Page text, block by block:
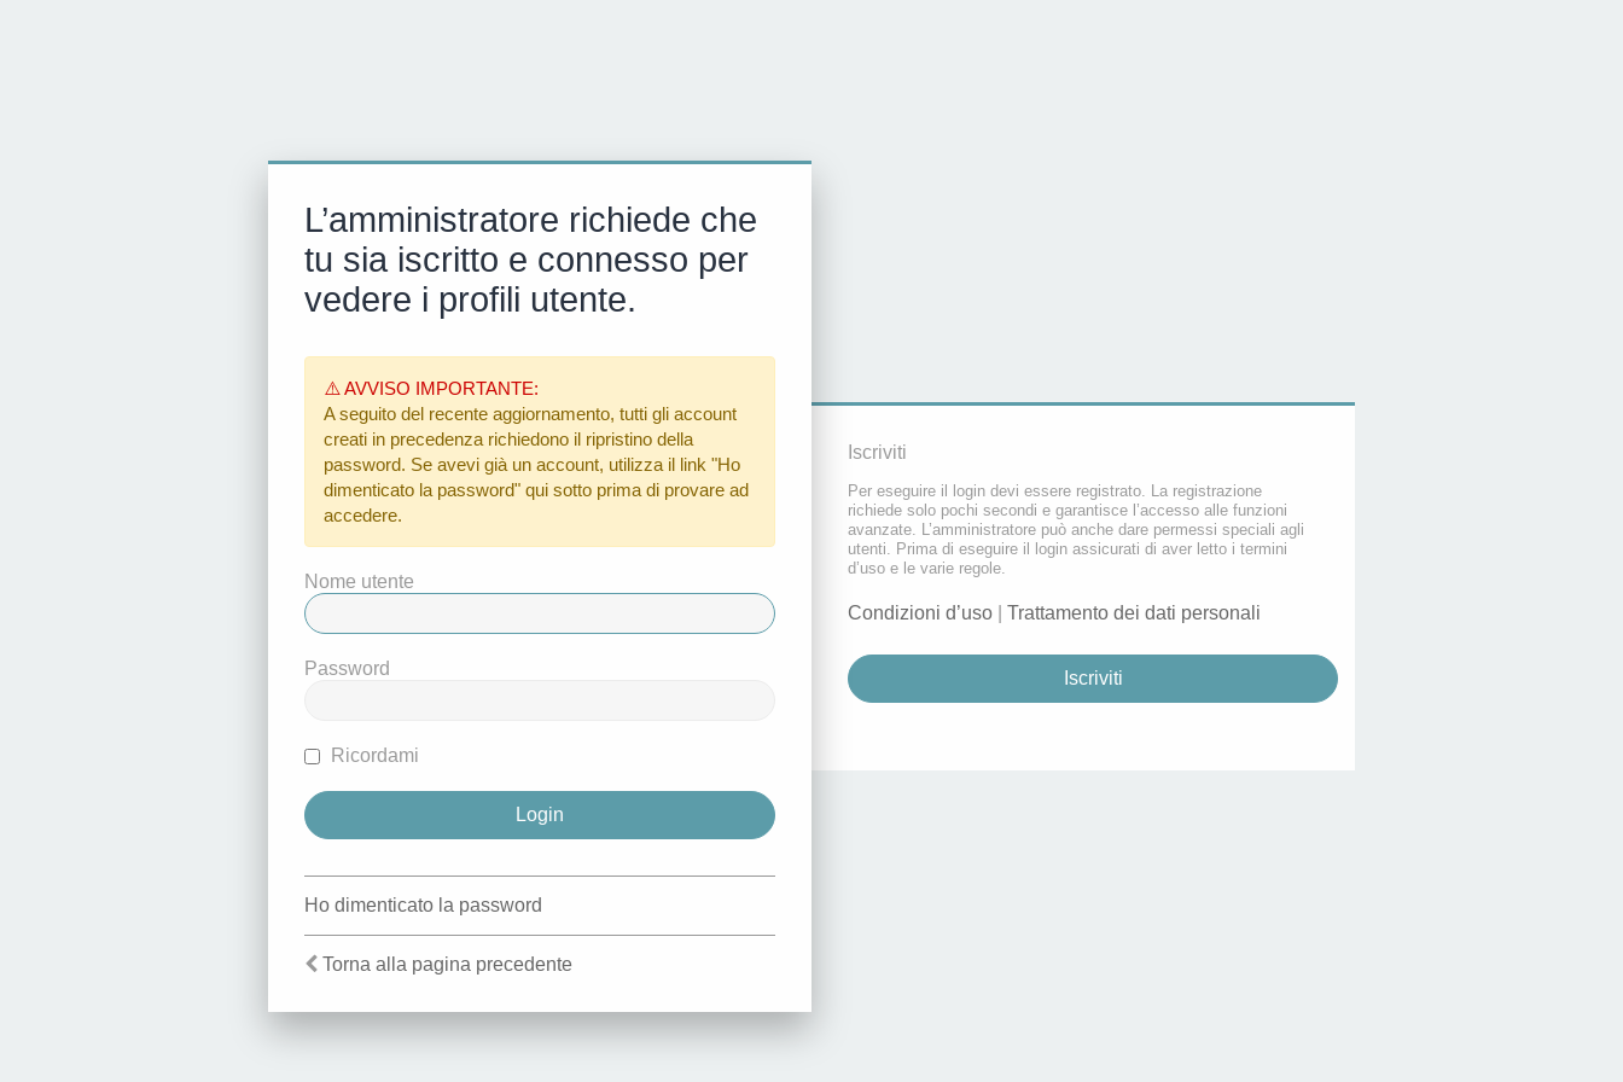
L’amministratore richiede che
tu sia iscritto e connesso per
vedere i profili utente.
⚠️ AVVISO IMPORTANTE:
A seguito del recente aggiornamento, tutti gli account
creati in precedenza richiedono il ripristino della
password. Se avevi già un account, utilizza il link "Ho
dimenticato la password" qui sotto prima di provare ad
accedere.
Nome utente
Password
Ricordami
Ho dimenticato la password
Torna alla pagina precedente
Iscriviti
Per eseguire il login devi essere registrato. La registrazione
richiede solo pochi secondi e garantisce l’accesso alle funzioni
avanzate. L’amministratore può anche dare permessi speciali agli
utenti. Prima di eseguire il login assicurati di aver letto i termini
d’uso e le varie regole.
Condizioni d’uso Trattamento dei dati personali
Iscriviti